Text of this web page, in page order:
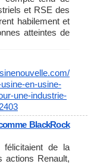
et RSE des
habilement et
atteintes de
usine-en-usine-
une-industrie-
BlackRock
de la
actions Renault,